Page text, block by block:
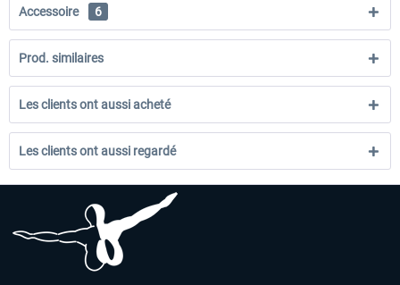
Accessoire 6
Prod. similaires
Les clients ont aussi acheté
Les clients ont aussi regardé